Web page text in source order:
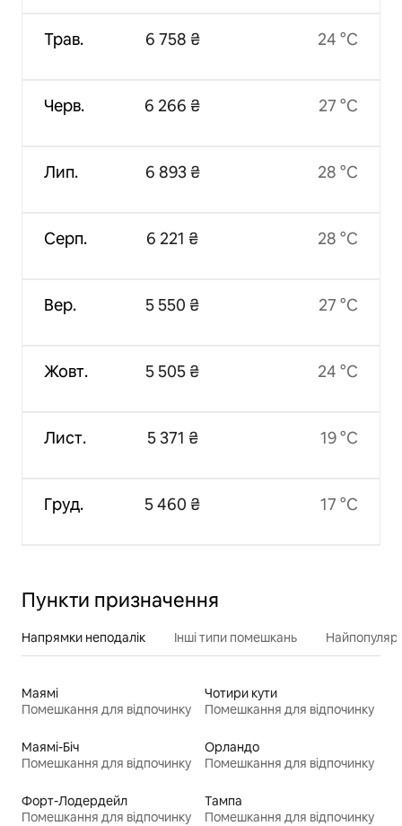
Трав.
Черв.
Лип.
Серп.
Вер.
Жовт.
Лист.
Груд.
6 758 ₴
6 266 ₴
6 893 ₴
6 221 ₴
5 550 ₴
5 505 ₴
5 371 ₴
5 460 ₴
24 °C
27 °C
28 °C
28 °C
27 °C
24 °C
19 °C
17 °C
Пункти призначення
Напрямки неподалік Інші типи помешкань
Маямі
Помешкання для відпочинку
Чотири кути
Помешкання для відпочинку
Маямі-Біч
Помешкання для відпочинку
Орландо
Помешкання для відпочинку
Форт-Лодердейл
Помешкання для відпочинку
Тампа
Помешкання для відпочинку